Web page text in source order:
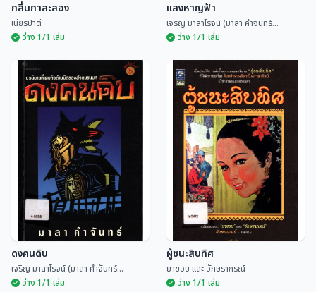
กลิ่นกาสะลอง
เนียรปาตี
กลิ่นกาสะลอง
เนียรปาตี
ว่าง 1/1 เล่ม
แสงหาญฟ้า
เจริญ มาลาโรจน์ (มาลา คำจันทร์...
แสงหาญฟ้า
เจริญ มาลาโรจน์ (มาลา คำจันทร์...
ว่าง 1/1 เล่ม
ดงคนดิบ
เจริญ มาลาโรจน์ (มาลา คำจันทร์...
ว่าง 1/1 เล่ม
ผู้ชนะสิบทิศ
ยาขอบ และ อักษราภรณ์
ว่าง 1/1 เล่ม